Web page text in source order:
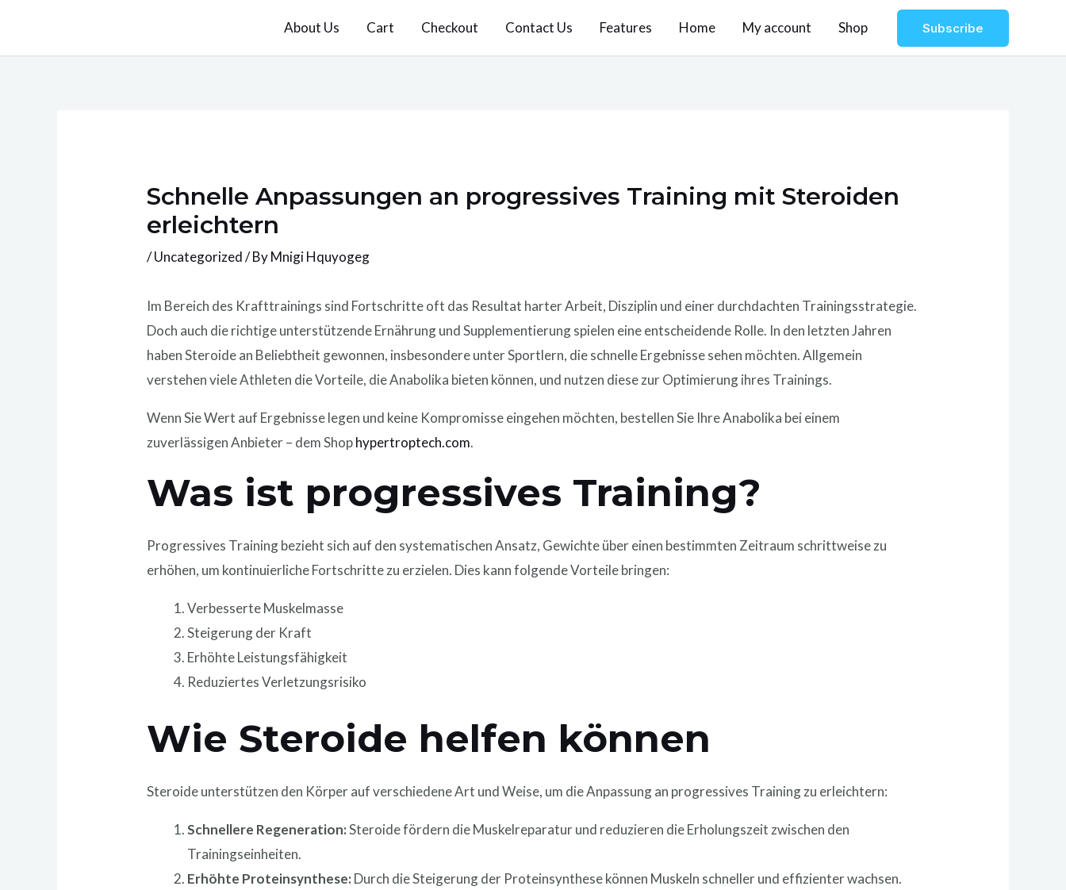
content
About Us Cart Checkout Contact Us Features Home My account Shop Subscribe
Schnelle Anpassungen an progressives Training mit Steroiden
erleichtern
/Uncategorized/ ByMnigi Hquyogeg
Im Bereich des Krafttrainings sind Fortschritte oft das Resultat harter Arbeit, Disziplin und einer durchdachten Trainingsstrategie.
Doch auch die richtige unterstützende Ernährung und Supplementierung spielen eine entscheidende Rolle. In den letzten Jahren
haben Steroide an Beliebtheit gewonnen, insbesondere unter Sportlern, die schnelle Ergebnisse sehen möchten. Allgemein
verstehen viele Athleten die Vorteile, die Anabolika bieten können, und nutzen diese zur Optimierung ihres Trainings.
Wenn Sie Wert auf Ergebnisse legen und keine Kompromisse eingehen möchten, bestellen Sie Ihre Anabolika bei einem
zuverlässigen Anbieter – dem Shophypertroptech.com.
Was ist progressives Training?
Progressives Training bezieht sich auf den systematischen Ansatz, Gewichte über einen bestimmten Zeitraum schrittweise zu
erhöhen, um kontinuierliche Fortschritte zu erzielen. Dies kann folgende Vorteile bringen:
Verbesserte Muskelmasse
Steigerung der Kraft
Erhöhte Leistungsfähigkeit
Reduziertes Verletzungsrisiko
Wie Steroide helfen können
Steroide unterstützen den Körper auf verschiedene Art und Weise, um die Anpassung an progressives Training zu erleichtern:
Schnellere Regeneration:Steroide fördern die Muskelreparatur und reduzieren die Erholungszeit zwischen den
Trainingseinheiten.
Erhöhte Proteinsynthese: Durch die Steigerung der Proteinsynthese können Muskeln schneller und effizienter wachsen.